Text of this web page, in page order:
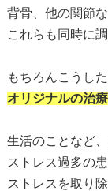
背骨、他の関節
これらも同時に
もちろんこうし
オリジナルの治
生活のことなど
ストレス過多の
ストレスを取り